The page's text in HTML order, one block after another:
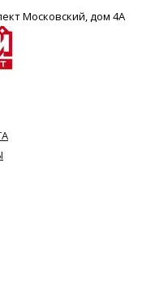
Московский, дом 4А